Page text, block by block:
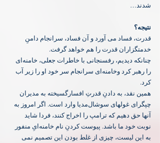
شدند…
‏نتیجه؟
‏قدرت، فساد می آورد و آن فساد، سرانجام دامنِ
خدمتگزاران‌ قدرت را هم خواهد گرفت.
‏چنانکه دیدیم، رفسنجانی با خاطرات‌ جعلی، خامنه‌ای
را رهبر کرد وخامنه‌ای سرانجام سر خود او را زیر آب
کرد.
‏همین نقد، به دادنِ قدرتِ افسارگسیخته به مدیران
چپگرای غولهای سوشال‌مدیا وارد است. اگر امروز به
آنها حق دهیم که ترامپ را اخراج کنند، فردا شاید
نوبت خود ما باشد. پیوست کردنِ نام خامنه‌ایِ منفور
به این لیست، چیزی از غلط بودن این تصمیم نمی